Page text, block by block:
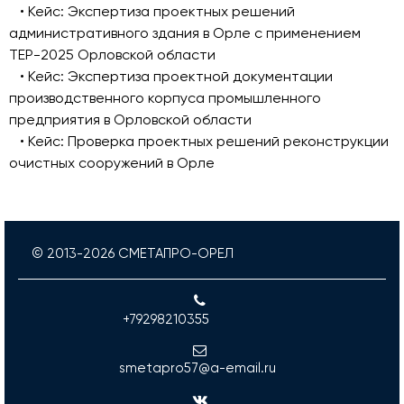
• Кейс: Экспертиза проектных решений
административного здания в Орле с применением
ТЕР-2025 Орловской области
• Кейс: Экспертиза проектной документации
производственного корпуса промышленного
предприятия в Орловской области
• Кейс: Проверка проектных решений реконструкции
очистных сооружений в Орле
© 2013-2026 СМЕТАПРО-ОРЕЛ
+79298210355
smetapro57@a-email.ru